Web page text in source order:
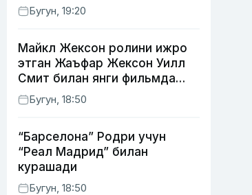
Бугун, 19:20
Майкл Жексон ролини ижро
этган Жаъфар Жексон Уилл
Смит билан янги фильмда
суратга тушади
Бугун, 18:50
“Барселона” Родри учун
“Реал Мадрид” билан
курашади
Бугун, 18:50